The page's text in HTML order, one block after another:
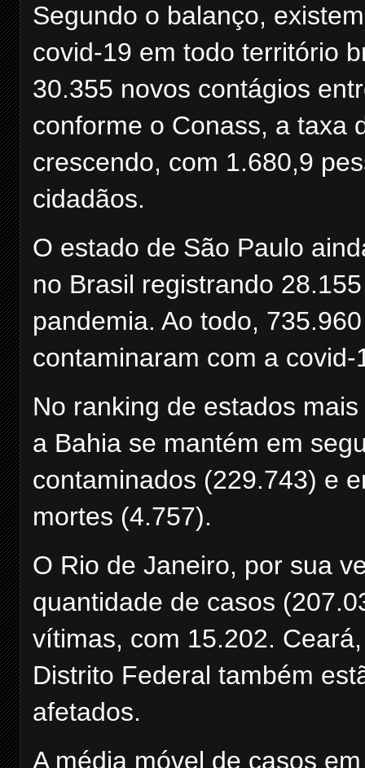
Segundo o balanço,
covid-19 em todo território
30.355 novos contágios
conforme o Conass, a taxa
crescendo, com 1.680,9
cidadãos.
O estado de São Paulo
no Brasil registrando
pandemia. Ao todo,
contaminaram com a covid-
No ranking de estados
a Bahia se mantém em
contaminados (229.743) e
mortes (4.757).
O Rio de Janeiro, por sua
quantidade de casos
vítimas, com 15.202.
Distrito Federal também
afetados.
A média móvel de casos